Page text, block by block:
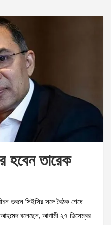
হবেন তারেক
ভবনে সিইসির সঙ্গে বৈঠক শেষে
আহমেদ বলেছেন, আগামী ২৭ ডিসেম্বর